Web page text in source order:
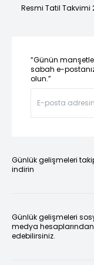
Resmi Tatil Takvimi
“Günün
sabah e-
olun.”
Günlük gelişmeleri
indirin
Günlük gelişmeleri
medya
edebilirsiniz.